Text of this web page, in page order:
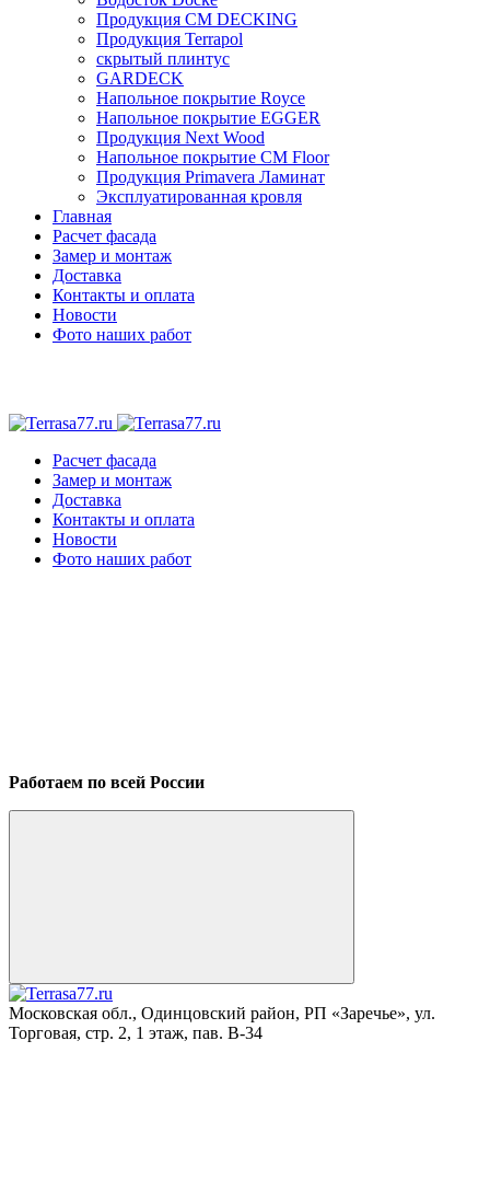
Продукция CM DECKING
Продукция Terrapol
скрытый плинтус
GARDECK
Напольное покрытие Royce
Напольное покрытие EGGER
Продукция Next Wood
Напольное покрытие CM Floor
Продукция Primavera Ламинат
Эксплуатированная кровля
Главная
Расчет фасада
Замер и монтаж
Доставка
Контакты и оплата
Новости
Фото наших работ
Расчет фасада
Замер и монтаж
Доставка
Контакты и оплата
Новости
Фото наших работ
Работаем по всей России
Московская обл., Одинцовский район, РП «Заречье», ул.
Торговая, стр. 2, 1 этаж, пав. B-34